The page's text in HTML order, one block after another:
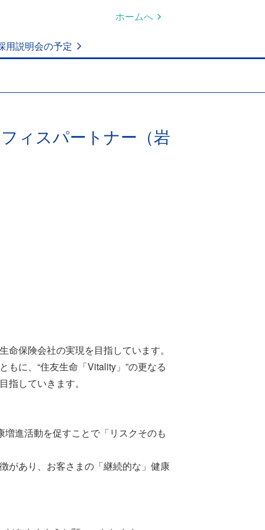
ホームへ
用説明会の予定
ィスパートナー（岩
保険会社の実現を目指しています。
に、“住友生命「Vitality」”の更なる
していきます。
進活動を促すことで「リスクそのも
があり、お客さまの「継続的な」健康